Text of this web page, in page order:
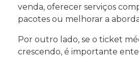
venda, oferecer serviços
pacotes ou melhorar a
Por outro lado, se o ticket
crescendo, é importante